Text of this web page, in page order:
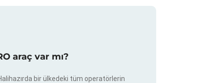
araç var mı?
bir ülkedeki tüm operatörlerin